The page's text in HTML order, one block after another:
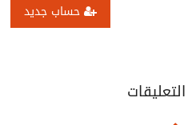
حساب جديد
التعليقات